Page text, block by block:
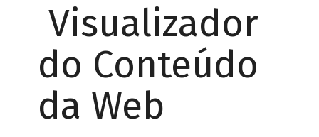
Visualizador
do Conteúdo
da Web